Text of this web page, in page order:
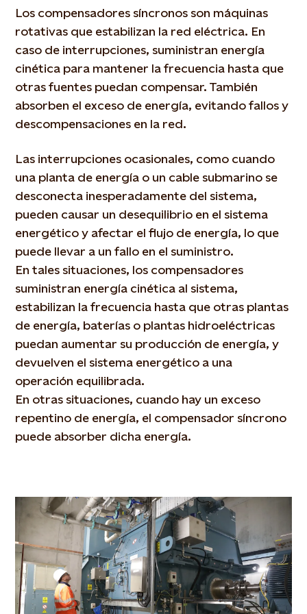
Los compensadores síncronos son máquinas
rotativas que estabilizan la red eléctrica. En
caso de interrupciones, suministran energía
cinética para mantener la frecuencia hasta que
otras fuentes puedan compensar. También
absorben el exceso de energía, evitando fallos y
descompensaciones en la red.
Las interrupciones ocasionales, como cuando
una planta de energía o un cable submarino se
desconecta inesperadamente del sistema,
pueden causar un desequilibrio en el sistema
energético y afectar el flujo de energía, lo que
puede llevar a un fallo en el suministro.
En tales situaciones, los compensadores
suministran energía cinética al sistema,
estabilizan la frecuencia hasta que otras plantas
de energía, baterías o plantas hidroeléctricas
puedan aumentar su producción de energía, y
devuelven el sistema energético a una
operación equilibrada.
En otras situaciones, cuando hay un exceso
repentino de energía, el compensador síncrono
puede absorber dicha energía.